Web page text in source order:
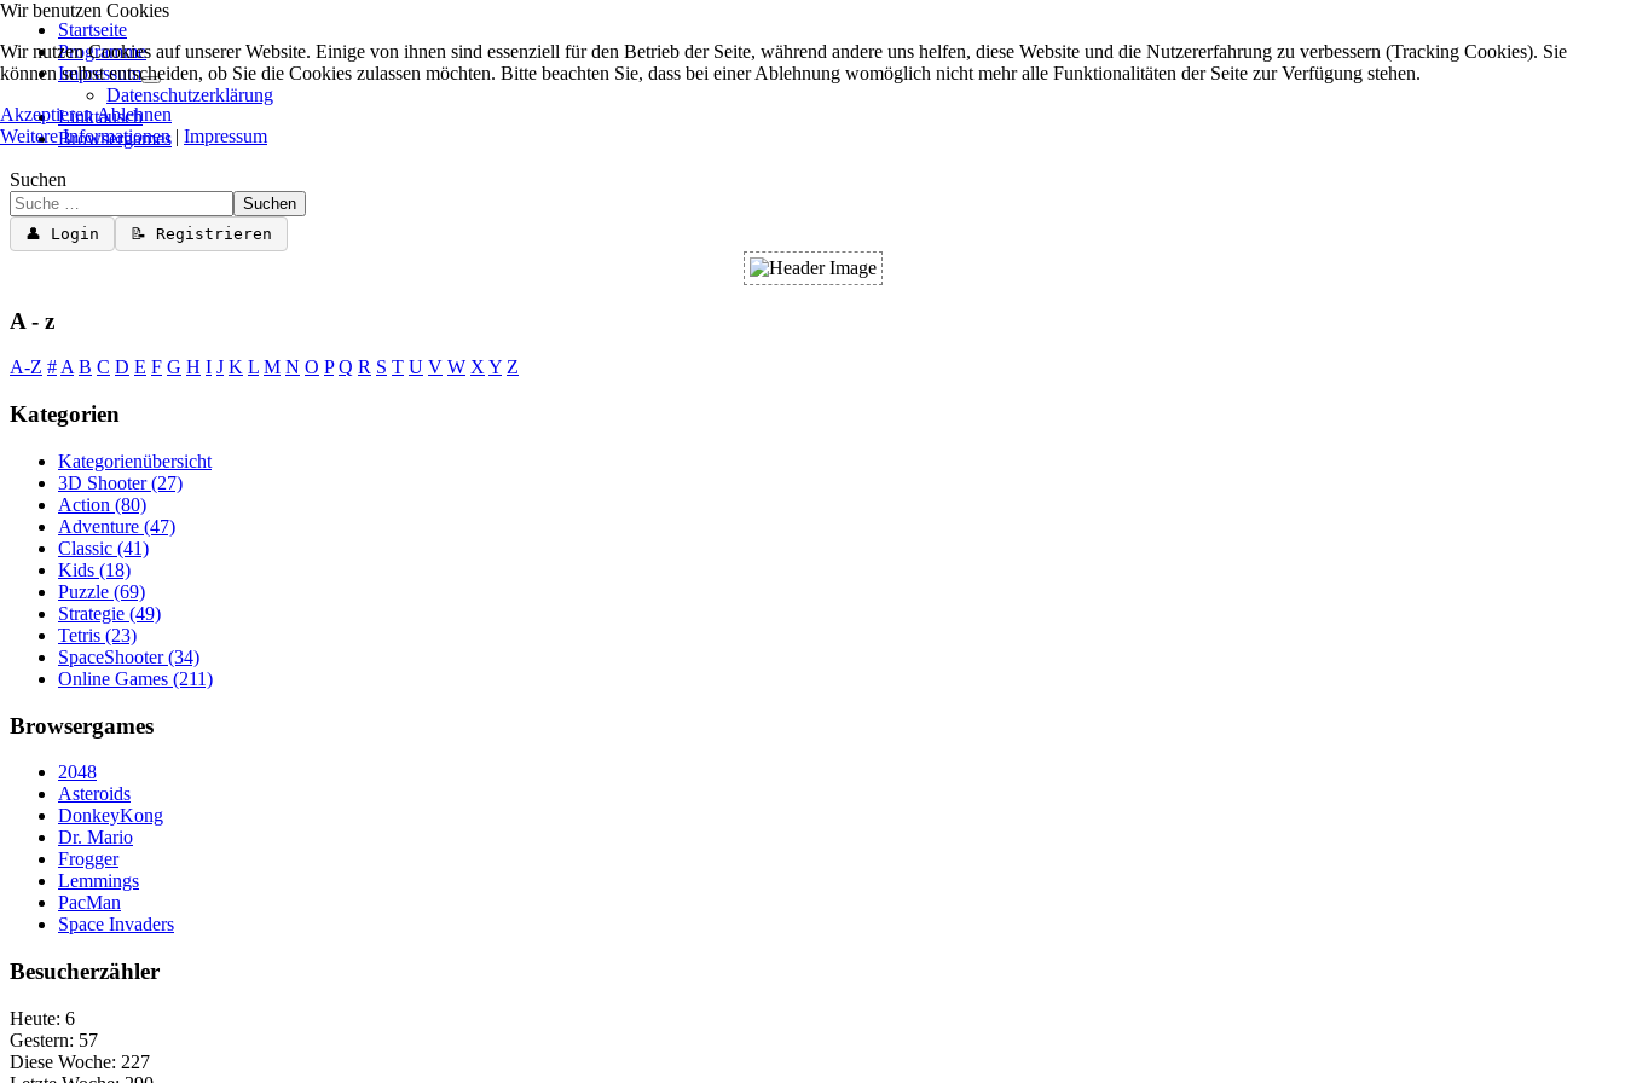
Startseite
Programme
Impressum
Datenschutzerklärung
Linktausch
Browsergames
Suchen
Suchen
👤 Login
📝 Registrieren
A - z
A-Z #A B C D E F G H I J K L M N O P Q R S T U V W XY Z
Kategorien
Kategorienübersicht
3D Shooter(27)
Action (80)
Adventure (47)
Classic (41)
Kids (18)
Puzzle (69)
Strategie (49)
Tetris (23)
SpaceShooter(34)
Online Games (211)
Browsergames
2048
Asteroids
DonkeyKong
Dr. Mario
Frogger
Lemmings
PacMan
Space Invaders
Besucherzähler
Heute: 6
Gestern: 57
Diese Woche: 227
Wir benutzen Cookies
Wir nutzen Cookies auf unserer Website. Einige von ihnen sind essenziell für den Betrieb der Seite, während andere uns helfen, diese Website und die Nutzererfahrung zu verbessern (Tracking Cookies). Sie
können selbst entscheiden, ob Sie die Cookies zulassen möchten. Bitte beachten Sie, dass bei einer Ablehnung womöglich nicht mehr alle Funktionalitäten der Seite zur Verfügung stehen.
AkzeptierenAblehnen
Weitere Informationen| Impressum